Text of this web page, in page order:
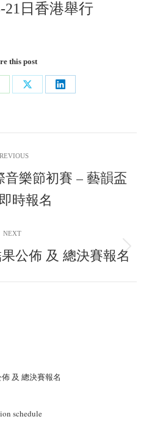
21日香港舉行
this post
Share
Share
Previous
post:
樂節初賽 – 藝韻盃
時報名
NEXT
Next
公佈 及 總決賽報名
及 總決賽報名
schedule